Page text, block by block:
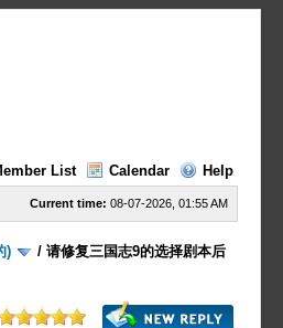
List Calendar Help
Current time: 08-07-2026, 01:55 AM
) /请修复三国志9的选择剧本后